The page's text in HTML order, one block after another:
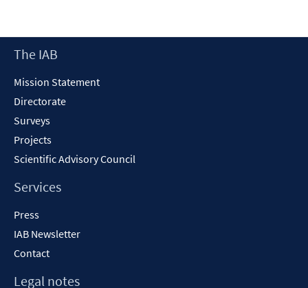
new
Footer
The IAB
Mission Statement
Directorate
Surveys
Projects
Scientific Advisory Council
Services
Press
IAB Newsletter
Contact
Legal notes